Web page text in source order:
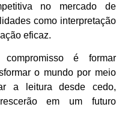
no mercado de
como interpretação
eficaz.
é formar
o mundo por meio
a leitura desde cedo,
em um futuro